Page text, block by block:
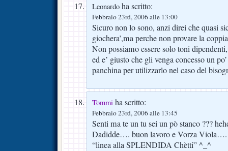
Leonardo ha scritto:
Febbraio 23rd, 2006 alle 13:00
Sicuro non lo sono, anzi direi che quasi
giochera’,ma perche non provare la
Non possiamo essere solo toni
ed e’ giusto che gli venga concesso un
panchina per utilizzarlo nel caso del
Tommi ha scritto:
Febbraio 23rd, 2006 alle 13:45
Senti ma te un tu sei un pò stanco ???
Dadidde…. buon lavoro e Vorza Viola….
“linea alla SPLENDIDA Chètti” ^_^